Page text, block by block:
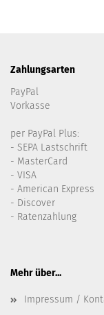
Zahlungsarten
PayPal
Vorkasse
per PayPal Plus:
- SEPA Lastschrift
- MasterCard
- VISA
- American Express
- Discover
- Ratenzahlung
Mehr über...
Impressum /